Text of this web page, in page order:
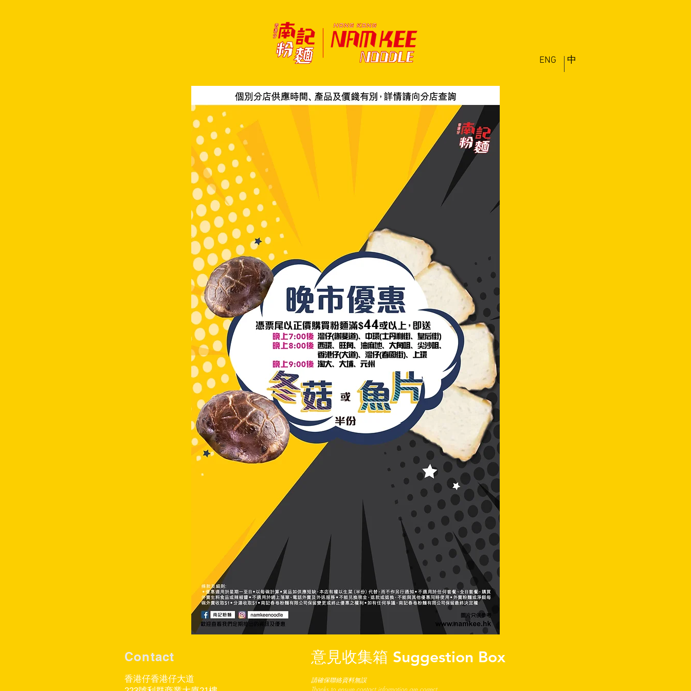
ENG 中
Contact
香港仔香港仔大道
意見收集箱 Suggestion Box
請確保聯絡資料無誤
Thanks to ensure contact information are correct.